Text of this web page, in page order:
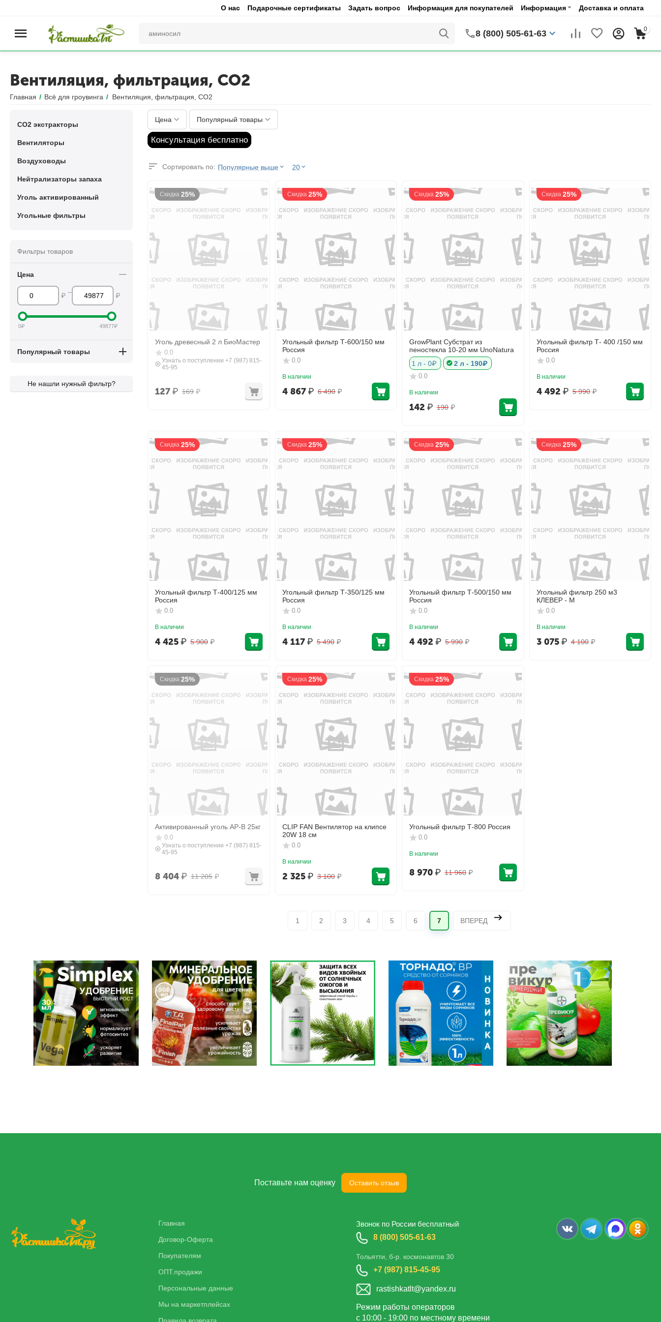
О нас Подарочные сертификаты Задать вопрос Информация для покупателей Информация Доставка и оплата
8 (800) 505-61-63 0
Вентиляция, фильтрация, CO2
Главная / Всё для гроувинга / Вентиляция, фильтрация, CO2
Цена Популярный товары
Консультация бесплатно
Сортировать по: Популярные выше 20
Скидка 25%
Уголь древесный 2 л БиоМастер
0.0
Узнать о поступлении +7 (987) 815-
45-95
169 ₽
127₽
Скидка 25%
Угольный фильтр Т-600/150 мм
Россия
0.0
В наличии
6 490 ₽
4 867 ₽
Скидка 25%
GrowPlant Субстрат из
пеностекла 10-20 мм UnoNatura
1 л - 0₽
2 л - 190₽
0.0
В наличии
190 ₽
142 ₽
Скидка 25%
Угольный фильтр Т- 400 /150 мм
Россия
0.0
В наличии
5 990 ₽
4 492 ₽
Скидка 25%
Угольный фильтр Т-400/125 мм
Россия
0.0
В наличии
5 900 ₽
4 425₽
Скидка 25%
Угольный фильтр Т-350/125 мм
Россия
0.0
В наличии
5 490 ₽
4 117 ₽
Скидка 25%
Угольный фильтр Т-500/150 мм
Россия
0.0
В наличии
5 990 ₽
4 492 ₽
Скидка 25%
Угольный фильтр 250 м3
КЛЕВЕР - М
0.0
В наличии
4 100 ₽
3 075 ₽
Скидка 25%
Активированный уголь АР-В 25кг
0.0
Узнать о поступлении +7 (987) 815-
45-95
11 205 ₽
8 404₽
Скидка 25%
CLIP FAN Вентилятор на клипсе
20W 18 см
0.0
В наличии
3 100 ₽
2 325 ₽
Скидка 25%
Угольный фильтр Т-800 Россия
0.0
В наличии
11 960 ₽
8 970₽
1 2 3 4 5 6 7 ВПЕРЕД
CO2 экстракторы
Вентиляторы
Воздуховоды
Нейтрализаторы запаха
Уголь активированный
Угольные фильтры
Фильтры товаров
Цена
₽ – ₽
0₽ 49877₽
Популярный товары
Не нашли нужный фильтр?
Поставьте нам оценку Оставить отзыв
Главная
Договор-Оферта
Покупателям
ОПТ.продажи
Персональные данные
Мы на маркетплейсах
Правила возврата
Звонок по России бесплатный
8 (800) 505-61-63
Тольятти, б-р. космонавтов 30
+7 (987) 815-45-95
rastishkatlt@yandex.ru
Режим работы операторов
с 10:00 - 19:00 по местному времени